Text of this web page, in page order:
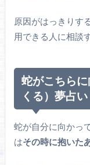
原因がはっきりす
用できる人に相談
蛇がこちら
くる）夢占い
蛇が自分に向かっ
はその時に抱いた